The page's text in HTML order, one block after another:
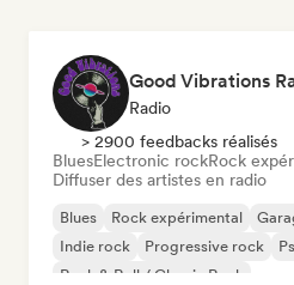
Good Vibrations
Radio
> 2900 feedbacks réalisés
BluesElectronic rockRock
Diffuser des artistes en radio
Blues Rock expérimental
Indie rock
Progressive rock
Rock & Roll / Classic Rock